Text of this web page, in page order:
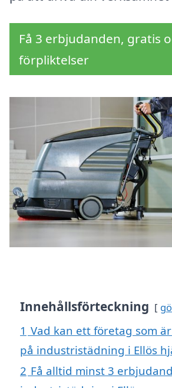
Få 3 erbjudanden, gratis
förpliktelser
Innehållsförteckning
1 Vad kan ett företag som
på industristädning i Ellös
2 Få alltid minst 3